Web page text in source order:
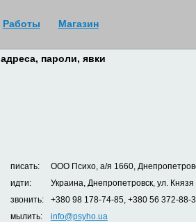
Работы Магазин
адреса, пароли, явки
писать:
ООО Психо, а/я 1660,
идти:
Украина, Днепропетровск, ул.
звонить:
+380 98 178-74-85, +380 56 372-88-
мылить:
info@psyho.ua